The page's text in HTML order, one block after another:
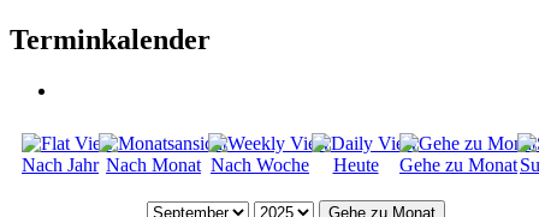
Terminkalender
Nach Jahr Nach Monat Nach Woche Heute Gehe zu Monat
Gehe zu Monat